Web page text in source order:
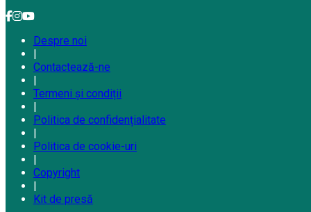
Despre noi
|
Contactează-ne
|
Termeni și condiții
|
Politica de confidențialitate
|
Politica de cookie-uri
|
Copyright
|
Kit de presă